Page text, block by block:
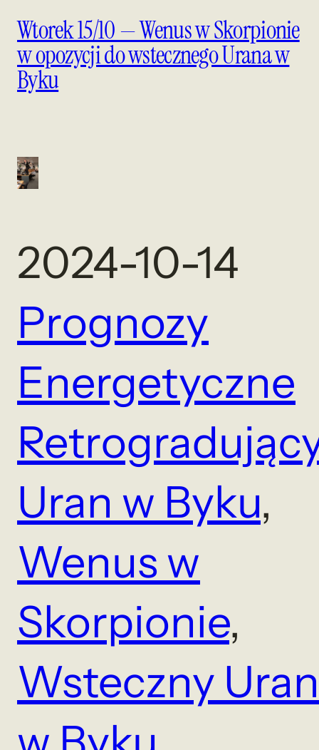
Wtorek 15/10 — Wenus w Skorpionie
w opozycji do wstecznego Urana w
Byku
2024-10-14
Prognozy
Energetyczne
Uran w Byku
Wenus w
Skorpionie
Wsteczny Uran